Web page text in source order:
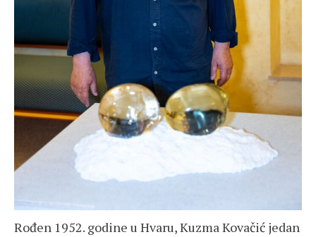
Rođen 1952. godine u Hvaru, Kuzma Kovačić jedan